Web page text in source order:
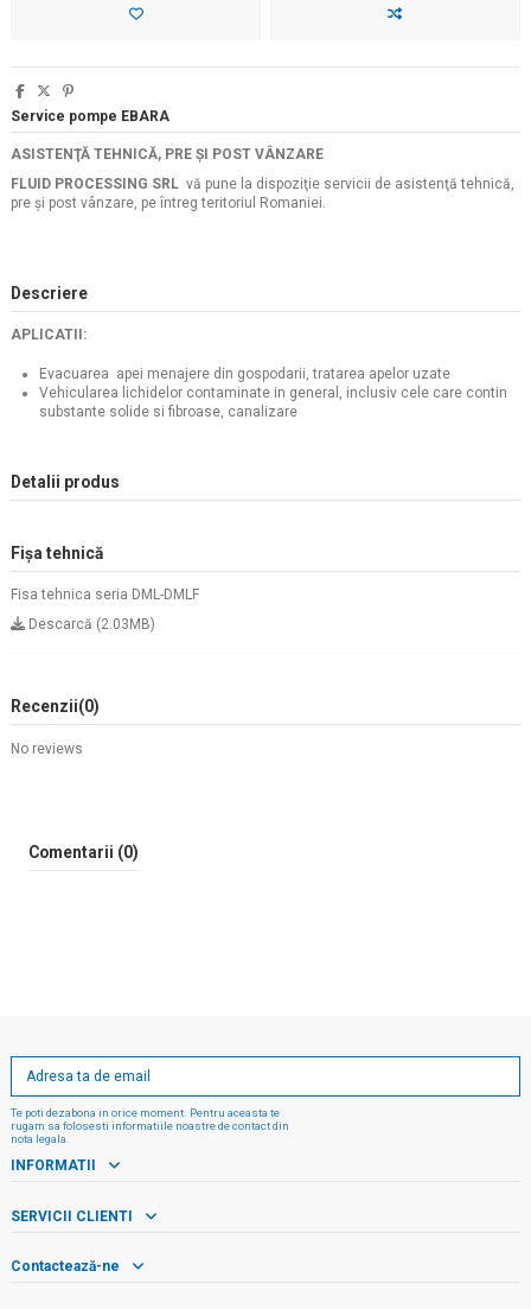
Service pompe EBARA
ASISTENŢĂ TEHNICĂ, PRE ŞI POST VÂNZARE
FLUID PROCESSING SRL vă pune la dispoziţie servicii de asistenţă tehnică,
pre şi post vânzare, pe întreg teritoriul Romaniei.
Descriere
APLICATII:
Evacuarea apei menajere din gospodarii, tratarea apelor uzate
Vehicularea lichidelor contaminate in general, inclusiv cele care contin
substante solide si fibroase, canalizare
Detalii produs
Fișa tehnică
Fisa tehnica seria DML-DMLF
Descarcă (2.03MB)
Recenzii(0)
No reviews
Comentarii (0)
Te poti dezabona in orice moment. Pentru aceasta te
rugam sa folosesti informatiile noastre de contact din
nota legala.
INFORMATII
SERVICII CLIENTI
Contactează-ne